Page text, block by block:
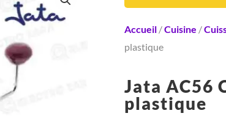
Accueil/Cuisine /
plastique
Jata AC56
plastique